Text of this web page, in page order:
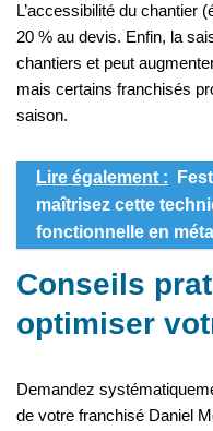
L’accessibilité du chantier
20 % au devis. Enfin, la
chantiers et peut
mais certains franchisés
saison.
Lire également :
maîtrisez cette
fonctionnelle en
Conseils
optimiser
Demandez
de votre franchisé Daniel